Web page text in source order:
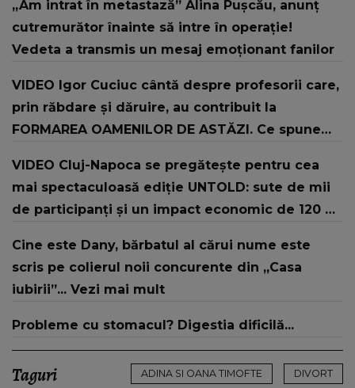
„Am intrat în metastază” Alina Pușcău, anunț
cutremurător înainte să intre în operație!
Vedeta a transmis un mesaj emoționant fanilor
VIDEO Igor Cuciuc cântă despre profesorii care,
prin răbdare și dăruire, au contribuit la
FORMAREA OAMENILOR DE ASTĂZI. Ce spune
SUFLETELE ELEVILOR, chiar și după trecerea
anilor: "De fiecare dată când..."
VIDEO Cluj-Napoca se pregătește pentru cea
mai spectaculoasă ediție UNTOLD: sute de mii
de participanți și un impact economic de 120 de
Cine este Dany, bărbatul al cărui nume este
scris pe colierul noii concurente din „Casa
iubirii”... Vezi mai mult
Probleme cu stomacul? Digestia dificilă...
Taguri ADINA SI OANA TIMOFTE DIVORT